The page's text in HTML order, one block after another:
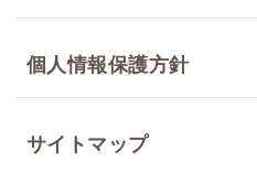
個人情報保護方針
サイトマップ